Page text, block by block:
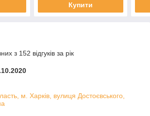
Купити
з 152 відгуків за рік
м. Харків, вулиця Достоєвського,